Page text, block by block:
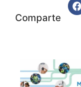
Comparte